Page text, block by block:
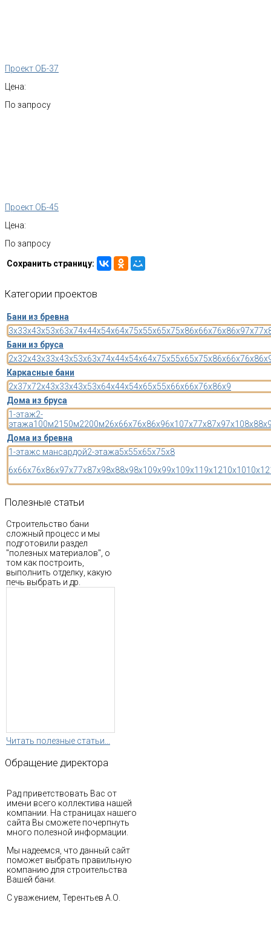
Проект ОБ-37
Цена:
По запросу
Проект ОБ-45
Цена:
По запросу
Сохранить страницу:
Категории проектов
Бани из бревна
3x33x43x53x63x74x44x54x64x75x55x65x75x86x66x76x86x97x7
Бани из бруса
2x32x43x33x43x53x63x74x44x54x64x75x55x65x75x86x66x76x8
Каркасные бани
2x37x72x43x33x43x53x64x44x54x65x55x66x66x76x86x9
Дома из бруса
1-этаж2-
этажа100м2150м2200м26x66x76x86x96x107x77x87x97x108x8
Дома из бревна
1-этажс мансардой2-этажа5x55x65x75x8
6x66x76x86x97x77x87x98x88x98x109x99x109x11 9x1210x1010x12
Полезные статьи
Строительство бани
сложный процесс и мы
подготовили раздел
"полезных материалов", о
том как построить,
выполнить отделку, какую
печь выбрать и др.
Читать полезные статьи...
Обращение директора
Рад приветствовать Вас от
имени всего коллектива нашей
компании. На страницах нашего
сайта Вы сможете почерпнуть
много полезной информации.
Мы надеемся, что данный сайт
поможет выбрать правильную
компанию для строительства
Вашей бани.
С уважением, Терентьев А.О.